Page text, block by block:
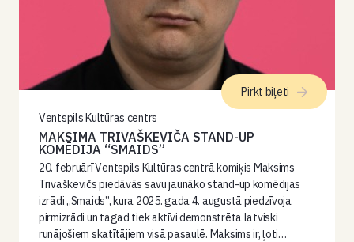
Ventspils Kultūras centrs
MAKSIMA TRIVAŠKEVIČA STAND-UP
KOMĒDIJA “SMAIDS”
20. februārī Ventspils Kultūras centrā komiķis Maksims
Trivaškevičs piedāvās savu jaunāko stand-up komēdijas
izrādi „Smaids”, kura 2025. gada 4. augustā piedzīvoja
pirmizrādi un tagad tiek aktīvi demonstrēta latviski
runājošiem skatītājiem visā pasaulē. Maksims ir, ļoti…
Pirkt biļeti